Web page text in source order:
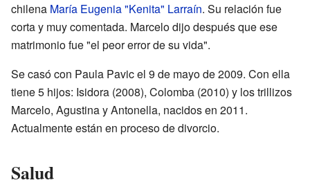
chilena María Eugenia "Kenita" Larraín. Su relación fue
corta y muy comentada. Marcelo dijo después que ese
matrimonio fue "el peor error de su vida".
Se casó con Paula Pavic el 9 de mayo de 2009. Con ella
tiene 5 hijos: Isidora (2008), Colomba (2010) y los trillizos
Marcelo, Agustina y Antonella, nacidos en 2011.
Actualmente están en proceso de divorcio.
Salud